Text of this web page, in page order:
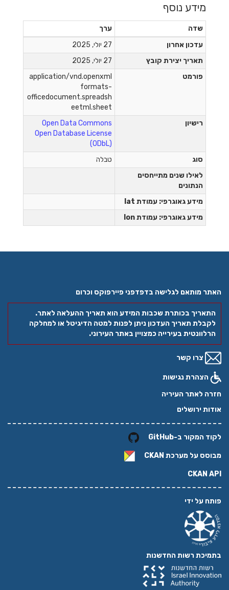
מידע נוסף
שדה
ערך
עדכון אחרון
27 יולי, 2025
תאריך יצירת קובץ
27 יולי, 2025
פורמט
application/vnd.openxml
formats-
officedocument.spreadsh
eetml.sheet
רישיון
Open Data Commons
Open Database License
(ODbL)
סוג
טבלה
לאילו שנים מתייחסים
הנתונים
מידע גאוגרפי: עמודת lat
מידע גאוגרפי: עמודת lon
האתר מותאם לגלישה בדפדפני פיירפוקס וכרום
התאריך בכותרת שכבות המידע הוא תאריך ההעלאה לאתר.
לקבלת תאריך העדכון ניתן לפנות למטה הדיגיטל או למחלקה
הרלוונטית בעירייה כמצויין באתר העירוני.
צרו קשר
הצהרת נגישות
חזרה לאתר העיריה
אודות ירושלים
לקוד המקור ב-GitHub
מבוסס על מערכת CKAN
CKAN API
פותח על ידי
בתמיכת רשות החדשנות